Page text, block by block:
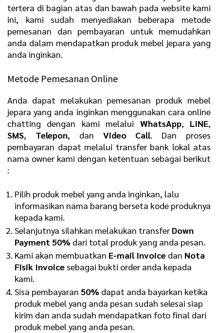
tertera di bagian atas dan bawah pada website kami
ini, kami sudah menyediakan beberapa metode
pemesanan dan pembayaran untuk memudahkan
anda dalam mendapatkan produk mebel jepara yang
anda inginkan.
Metode Pemesanan Online
Anda dapat melakukan pemesanan produk mebel
jepara yang anda inginkan menggunakan cara online
chatting dengan kami melalui WhatsApp, LINE,
SMS, Telepon, dan Video Call. Dan proses
pembayaran dapat melalui transfer bank lokal atas
nama owner kami dengan ketentuan sebagai berikut
:
Pilih produk mebel yang anda inginkan, lalu
informasikan nama barang berseta kode produknya
kepada kami.
Selanjutnya silahkan melakukan transfer Down
Payment 50% dari total produk yang anda pesan.
Kami akan membuatkan E-mail Invoice dan Nota
Fisik Invoice sebagai bukti order anda kepada
kami.
Sisa pembayaran 50% dapat anda bayarkan ketika
produk mebel yang anda pesan sudah selesai siap
kirim dan anda sudah mendapatkan foto final dari
produk mebel yang anda pesan.